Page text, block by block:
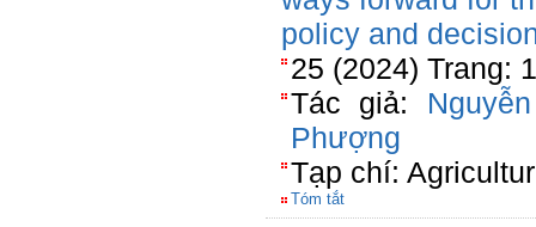
policy and
25 (2024) Trang:
Tác giả:
Phượng
Tạp chí:
Tóm tắt